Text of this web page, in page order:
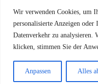
Wir verwenden Cookies, um
personalisierte Anzeigen oder
Datenverkehr zu analysieren.
klicken, stimmen Sie der
Anpassen Alles
© 2024 - DJK Pluwig-